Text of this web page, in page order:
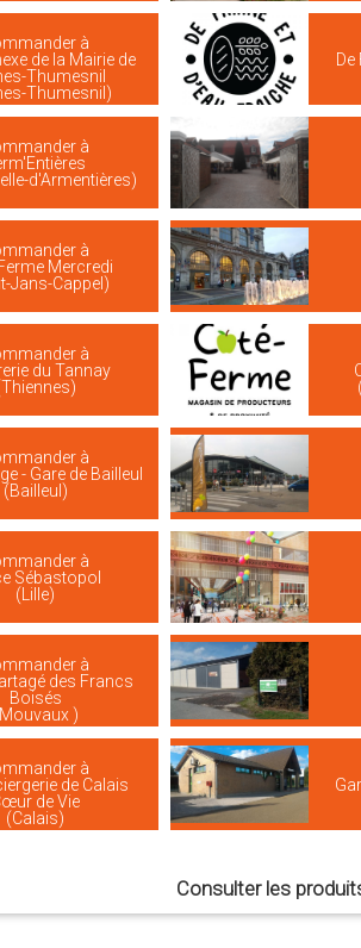
à
de la Mairie de
Thumesnil
Thumesnil)
De
à
d'Armentières)
à
Mercredi
Jans-Cappel)
à
du Tannay
à
- Gare de Bailleul
(Bailleul)
à
Sébastopol
(Lille)
à
des Francs
Boisés
)
à
de Calais
de Vie
(Calais)
Consulter les